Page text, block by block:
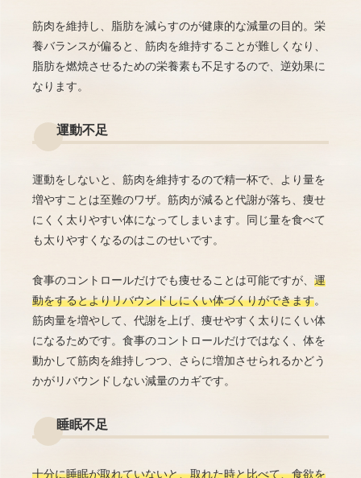
筋肉を維持し、脂肪を減らすのが健康的な減量の目的。栄
養バランスが偏ると、筋肉を維持することが難しくなり、
脂肪を燃焼させるための栄養素も不足するので、逆効果に
なります。
運動不足
運動をしないと、筋肉を維持するので精一杯で、より量を
増やすことは至難のワザ。筋肉が減ると代謝が落ち、痩せ
にくく太りやすい体になってしまいます。同じ量を食べて
も太りやすくなるのはこのせいです。
食事のコントロールだけでも痩せることは可能ですが、 運
動をするとよりリバウンドしにくい体づくりができます。
筋肉量を増やして、代謝を上げ、痩せやすく太りにくい体
になるためです。食事のコントロールだけではなく、体を
動かして筋肉を維持しつつ、さらに増加させられるかどう
かがリバウンドしない減量のカギです。
睡眠不足
十分に睡眠が取れていないと、取れた時と比べて、食欲を